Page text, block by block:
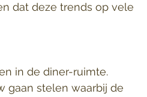
dat deze trends op vele
in de diner-ruimte.
gaan stelen waarbij de